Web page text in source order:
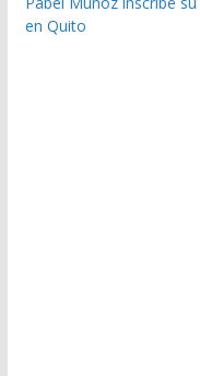
en Quito